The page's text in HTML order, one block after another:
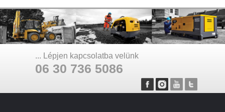
... Lépjen kapcsolatba velünk
06 30 736 5086